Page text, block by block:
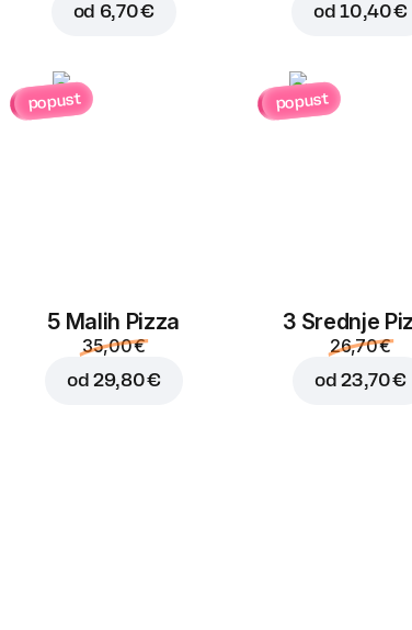
od 6,70 € od10,40 €
popust
5 Malih Pizza
35,00 €
od 29,80 €
popust
3 Srednje
26,70 €
od23,70 €